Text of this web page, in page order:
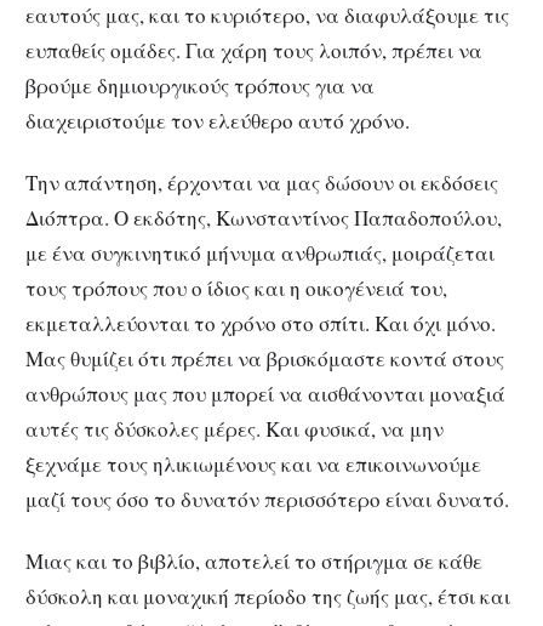
εαυτούς μας, και το κυριότερο, να διαφυλάξουμε τις
ευπαθείς ομάδες. Για χάρη τους λοιπόν, πρέπει να
βρούμε δημιουργικούς τρόπους για να
διαχειριστούμε τον ελεύθερο αυτό χρόνο.
Την απάντηση, έρχονται να μας δώσουν οι εκδόσεις
Διόπτρα. Ο εκδότης, Κωνσταντίνος Παπαδοπούλου,
με ένα συγκινητικό μήνυμα ανθρωπιάς, μοιράζεται
τους τρόπους που ο ίδιος και η οικογένειά του,
εκμεταλλεύονται το χρόνο στο σπίτι. Και όχι μόνο.
Μας θυμίζει ότι πρέπει να βρισκόμαστε κοντά στους
ανθρώπους μας που μπορεί να αισθάνονται μοναξιά
αυτές τις δύσκολες μέρες. Και φυσικά, να μην
ξεχνάμε τους ηλικιωμένους και να επικοινωνούμε
μαζί τους όσο το δυνατόν περισσότερο είναι δυνατό.
Μιας και το βιβλίο, αποτελεί το στήριγμα σε κάθε
δύσκολη και μοναχική περίοδο της ζωής μας, έτσι και